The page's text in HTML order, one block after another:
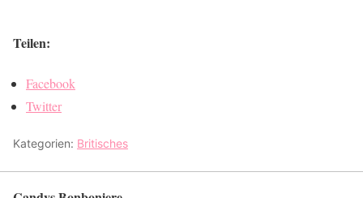
Teilen:
Facebook
Twitter
Kategorien: Britisches